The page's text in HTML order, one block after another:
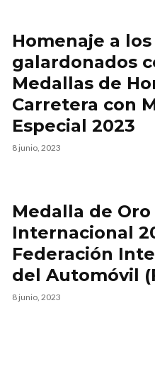
Homenaje a los
galardonados
Medallas de
Carretera con
Especial 2023
8 junio, 2023
Medalla de
Internacional
Federación
del Automóvil
8 junio, 2023